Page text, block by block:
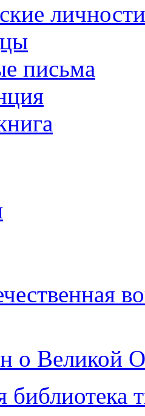
личности
письма
о Великой
библиотека